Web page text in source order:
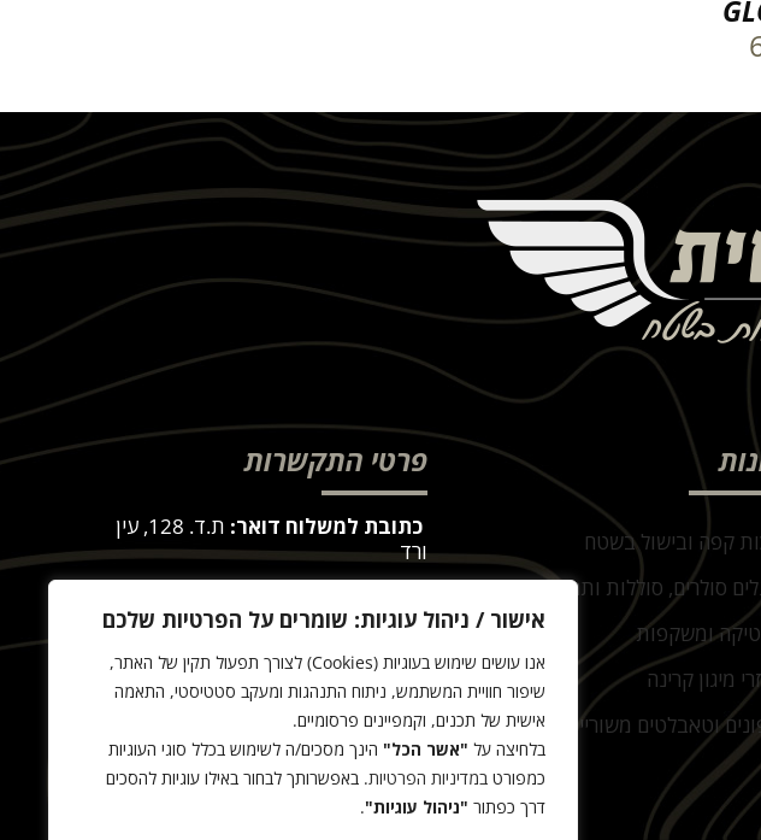
אישור / ניהול עוגיות: שומרים על הפרטיות שלכם
אנו עושים שימוש בעוגיות (Cookies) לצורך תפעול תקין של האתר,
שיפור חוויית המשתמש, ניתוח התנהגות ומעקב סטטיסטי, התאמה
אישית של תכנים, וקמפיינים פרסומיים.
בלחיצה על "אשר הכל" הינך מסכים/ה לשימוש בכלל סוגי העוגיות
כמפורט במדיניות הפרטיות. באפשרותך לבחור באילו עוגיות להסכים
דרך כפתור "ניהול עוגיות".
קפה ובישול בשטח
סולרים, סוללות ותחנות כח
ומשקפות
מיגון קרינה
וטאבלטים משוריינים
פרטי התקשרות
כתובת למשלוח דואר:
ת.ד. 128, עין
ורד
ורד
שירות לקוחות:054-8668999
office@tactit.co.il
שעות פעילות:9:00 – 17:00